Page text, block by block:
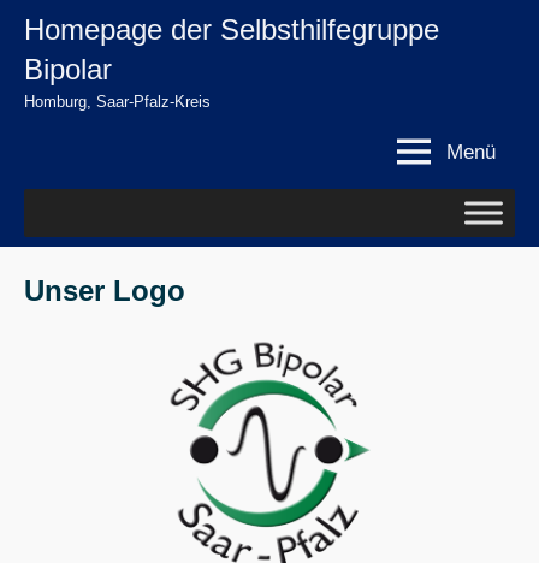
springen
Zum
springen
Homepage der Selbsthilfegruppe
Bipolar
Homburg, Saar-Pfalz-Kreis
Menü
Unser Logo